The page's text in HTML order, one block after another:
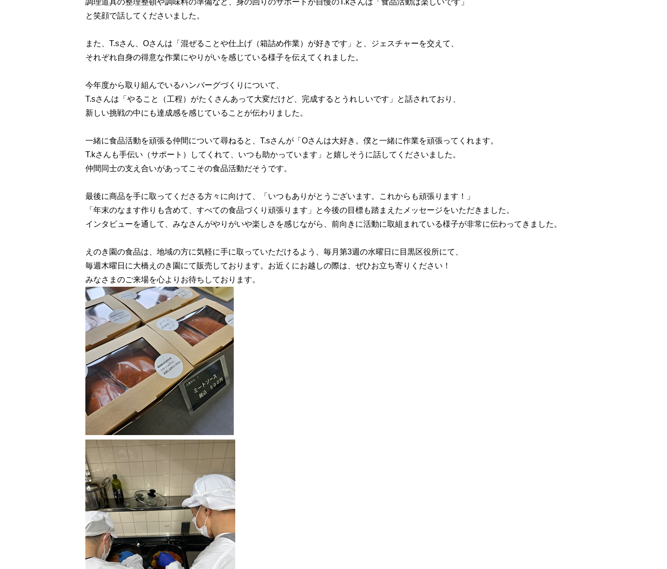
調理道具の整理整頓や調味料の準備など、身の回りのサポートが自慢のT.kさんは「食品活動は楽しいです」
と笑顔で話してくださいました。
また、T.sさん、Oさんは「混ぜることや仕上げ（箱詰め作業）が好きです」と、ジェスチャーを交えて、
それぞれ自身の得意な作業にやりがいを感じている様子を伝えてくれました。
今年度から取り組んでいるハンバーグづくりについて、
T.sさんは「やること（工程）がたくさんあって大変だけど、完成するとうれしいです」と話されており、
新しい挑戦の中にも達成感を感じていることが伝わりました。
一緒に食品活動を頑張る仲間について尋ねると、T.sさんが「Oさんは大好き。僕と一緒に作業を頑張ってくれます。
T.kさんも手伝い（サポート）してくれて、いつも助かっています」と嬉しそうに話してくださいました。
仲間同士の支え合いがあってこその食品活動だそうです。
最後に商品を手に取ってくださる方々に向けて、「いつもありがとうございます。これからも頑張ります！」
「年末のなます作りも含めて、すべての食品づくり頑張ります」と今後の目標も踏まえたメッセージをいただきました。
インタビューを通して、みなさんがやりがいや楽しさを感じながら、前向きに活動に取組まれている様子が非常に伝わってきました。
えのき園の食品は、地域の方に気軽に手に取っていただけるよう、毎月第3週の水曜日に目黒区役所にて、
毎週木曜日に大橋えのき園にて販売しております。お近くにお越しの際は、ぜひお立ち寄りください！
みなさまのご来場を心よりお待ちしております。